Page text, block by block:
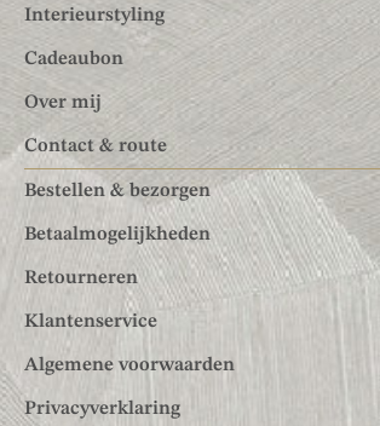
Interieurstyling
Cadeaubon
Over mij
Contact & route
Bestellen & bezorgen
Betaalmogelijkheden
Retourneren
Klantenservice
Algemene voorwaarden
Privacyverklaring